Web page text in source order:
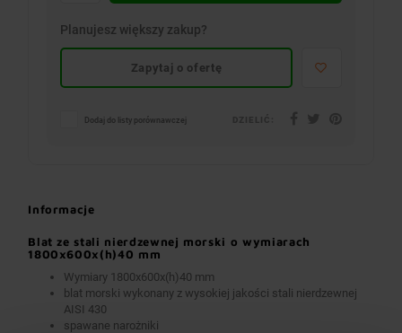
Planujesz większy zakup?
Zapytaj o ofertę
Dodaj do listy porównawczej
Informacje
Blat ze stali nierdzewnej morski o wymiarach
1800x600x(h)40 mm
Wymiary 1800x600x(h)40 mm
blat morski wykonany z wysokiej jakości stali nierdzewnej
AISI 430
spawane narożniki